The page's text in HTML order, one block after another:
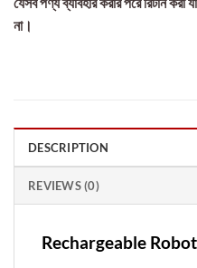
না।
DESCRIPTION
REVIEWS (0)
Rechargeable